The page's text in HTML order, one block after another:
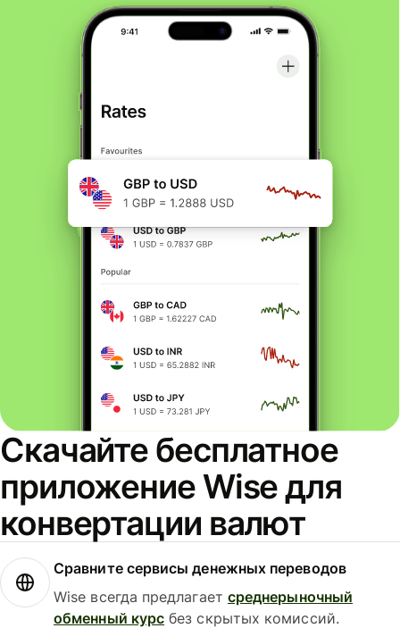
Скачайте бесплатное
приложение Wise для
конвертации валют
Сравните сервисы денежных переводов
Wise всегда предлагает среднерыночный
обменный курс без скрытых комиссий.